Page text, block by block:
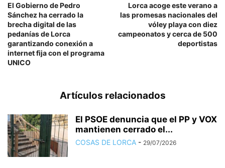
El Gobierno de Pedro
Sánchez ha cerrado la
brecha digital de las
pedanías de Lorca
garantizando conexión a
internet fija con el programa
UNICO
Lorca acoge este verano a
las promesas nacionales del
vóley playa con diez
campeonatos y cerca de 500
deportistas
Artículos relacionados
El PSOE denuncia que el PP y VOX
mantienen cerrado el...
COSAS DE LORCA - 29/07/2026